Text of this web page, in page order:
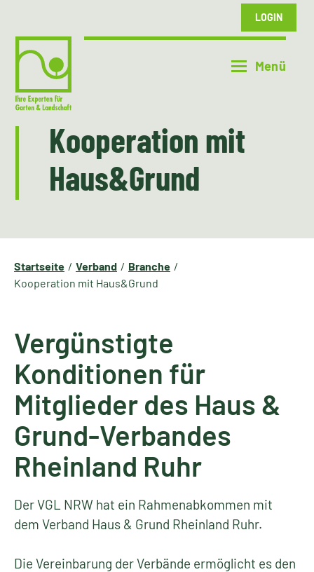
LOGIN
Kooperation mit
Haus&Grund
Startseite Verband
Branche
Kooperation mit Haus&Grund
Vergünstigte
Konditionen für
Mitglieder des Haus &
Grund-Verbandes
Rheinland Ruhr
Der VGL NRW hat ein Rahmenabkommen mit
dem Verband Haus & Grund Rheinland Ruhr.
Die Vereinbarung der Verbände ermöglicht es den